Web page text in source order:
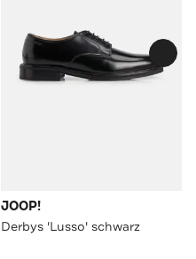
JOOP!
Derbys 'Lusso' schwarz